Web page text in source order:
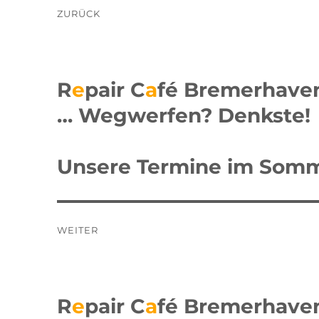
ZURÜCK
Repair Café
… Wegwerfen? Denkste!
Unsere Termine im
WEITER
Repair Café